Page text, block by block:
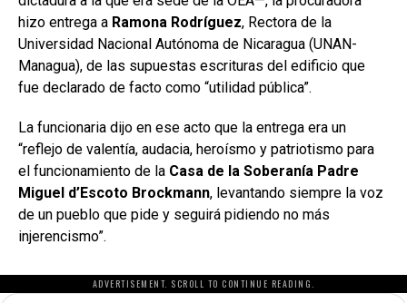
hizo entrega a Ramona Rodríguez, Rectora de la
Universidad Nacional Autónoma de Nicaragua (UNAN-
Managua), de las supuestas escrituras del edificio que
fue declarado de facto como “utilidad pública”.
La funcionaria dijo en ese acto que la entrega era un
“reflejo de valentía, audacia, heroísmo y patriotismo para
el funcionamiento de la Casa de la Soberanía Padre
Miguel d’Escoto Brockmann, levantando siempre la voz
de un pueblo que pide y seguirá pidiendo no más
injerencismo”.
ADVERTISEMENT. SCROLL TO CONTINUE READING.